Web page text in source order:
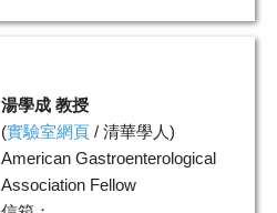
湯學成 教授
(實驗室網頁 / 清華學人)
American Gastroenterological
Association Fellow